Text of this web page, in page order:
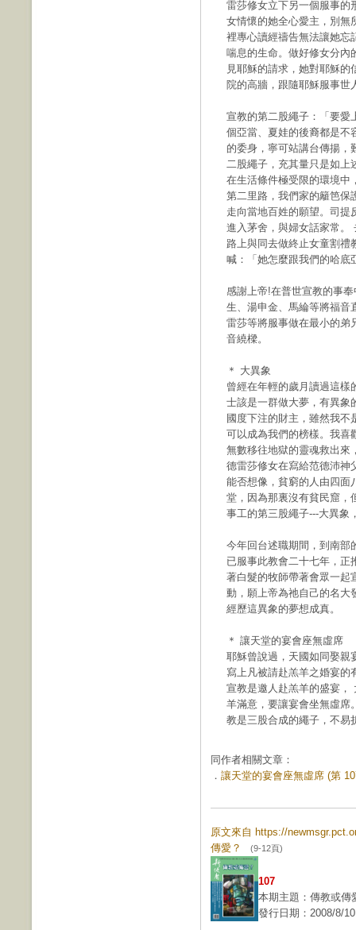
雷莎修女立下另一個服事的
女情懷的她全心愛主，別無
裡專心讀經禱告無法讓她忘
喘息的生命。做好修女分內
見耶穌的請求，她對耶穌
院的高牆，跟隨耶穌服事世
宣教的第二股繩子：「要愛
個亞當、夏娃的後裔都是不
的委身，寧可站講台傳揚，
二股繩子，充其量只是如上
在生活條件極受限的環境中
第二里路，我們家的籬笆保
走向當地百姓的願望。司提
進入茅舍，與婦女話家常。
路上與同去做終止女童割禮
喊：「她怎麼跟我們的哈底
感謝上帝!在普世宣教的事
生、湯申金、馬綸等將福音
雷莎等將服事做在最小的弟
音繞樑。
＊ 大異象
曾經在年輕的歲月讀過這樣
士該是一群做大夢，有異象
國度下注的財主，雖然我
可以成為我們的榜樣。我喜
無數移往地獄的靈魂救出來
德雷莎修女在寫給范德沛神
能否想像，貧窮的人由四面
堂，因為那裏沒有貧民窟，
事工的第三股繩子---大異象
今年回台述職期間，到南部
已服事此教會二十七年，正
著白髮的牧師帶著會眾一起
動，願上帝為祂自己的名大
經歷這異象的夢想成真。
＊ 讓天堂的宴會座無虛席
耶穌曾說過，天國如同娶親
寫上凡被請赴羔羊之婚宴的
宣教是邀人赴羔羊的盛宴，
羊滿意，要讓宴會坐無虛席
教是三股合成的繩子，不易
同作者相關文章：
． 讓天堂的宴會座無虛席 (第
原文來自 https://
傳愛？
(9-12頁)
107
本期主題：傳教或傳
發行日期：2008/8/10